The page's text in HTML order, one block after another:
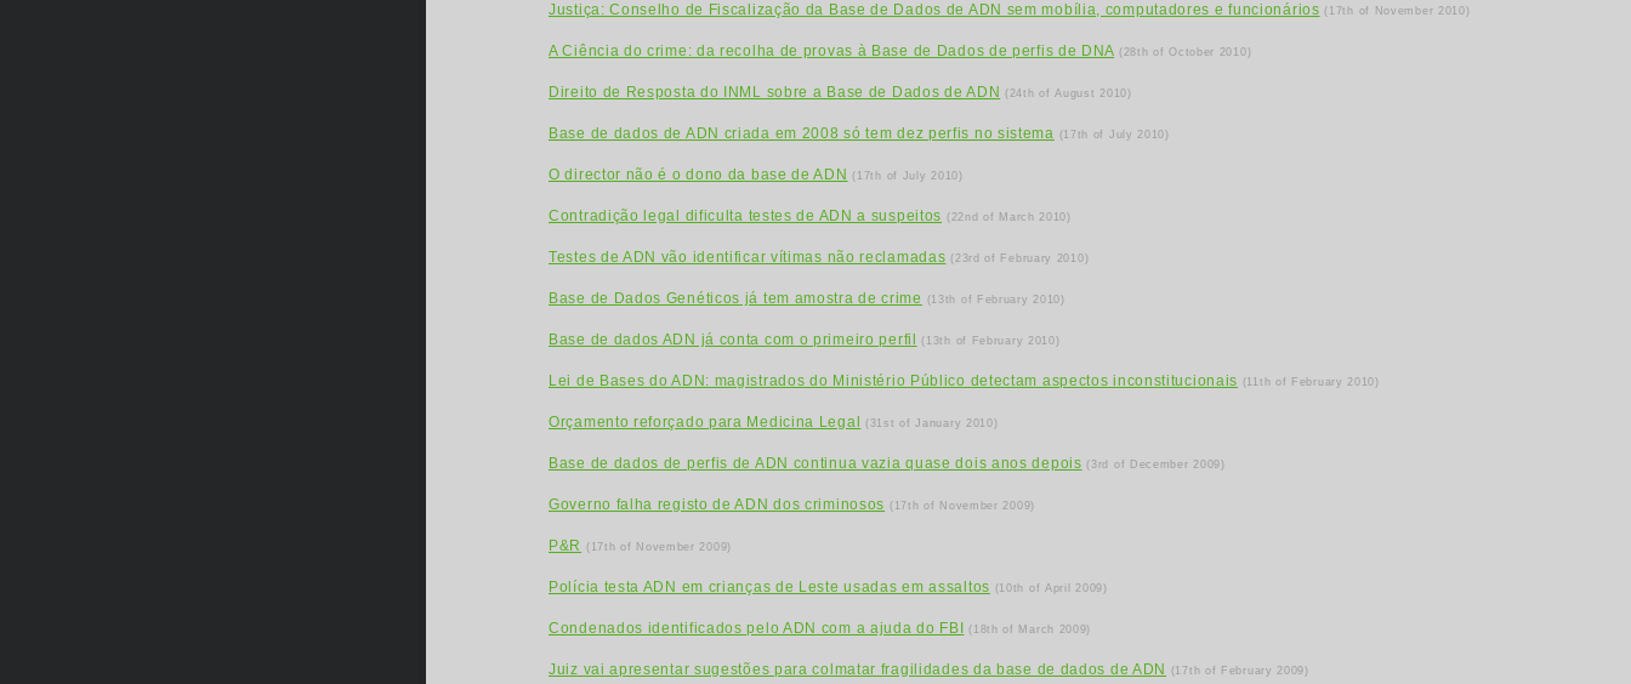
Justiça: Conselho de Fiscalização da Base de Dados de ADN sem mobília, computadores e funcionários (17th of November 2010)
A Ciência do crime: da recolha de provas à Base de Dados de perfis de DNA (28th of October 2010)
Direito de Resposta do INML sobre a Base de Dados de ADN (24th of August 2010)
Base de dados de ADN criada em 2008 só tem dez perfis no sistema (17th of July 2010)
O director não é o dono da base de ADN (17th of July 2010)
Contradição legal dificulta testes de ADN a suspeitos (22nd of March 2010)
Testes de ADN vão identificar vítimas não reclamadas (23rd of February 2010)
Base de Dados Genéticos já tem amostra de crime (13th of February 2010)
Base de dados ADN já conta com o primeiro perfil (13th of February 2010)
Lei de Bases do ADN: magistrados do Ministério Público detectam aspectos inconstitucionais (11th of February 2010)
Orçamento reforçado para Medicina Legal (31st of January 2010)
Base de dados de perfis de ADN continua vazia quase dois anos depois (3rd of December 2009)
Governo falha registo de ADN dos criminosos (17th of November 2009)
P&R (17th of November 2009)
Polícia testa ADN em crianças de Leste usadas em assaltos (10th of April 2009)
Condenados identificados pelo ADN com a ajuda do FBI (18th of March 2009)
Juiz vai apresentar sugestões para colmatar fragilidades da base de dados de ADN (17th of February 2009)